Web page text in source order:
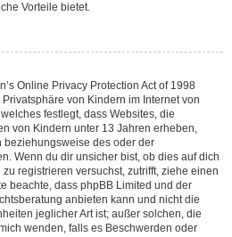
Vorteile bietet.
Online Privacy Protection Act of 1998
von Kindern im Internet von
festlegt, dass Websites, die
von Kindern unter 13 Jahren erheben,
beziehungsweise des oder der
Wenn du dir unsicher bist, ob dies auf dich
registrieren versuchst, zutrifft, ziehe einen
beachte, dass phpBB Limited und der
anbieten kann und nicht die
jeglicher Art ist; außer solchen, die
wenden, falls es Beschwerden oder